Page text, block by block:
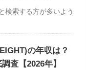
検索する方が多いよう
の年収は？
査【2026年】